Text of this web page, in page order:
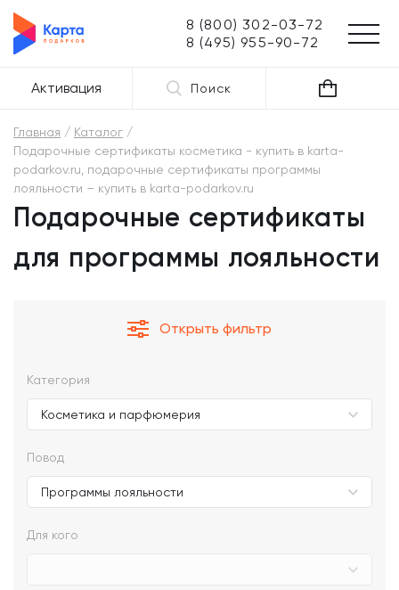
8 (800) 302-03-72
8 (495) 955-90-72
Активация Поиск
Главная
Каталог
Подарочные сертификаты косметика - купить в karta-
podarkov.ru, подарочные сертификаты программы
лояльности – купить в karta-podarkov.ru
Подарочные сертификаты
для программы лояльности
Открыть фильтр
Категория
Повод
Для кого